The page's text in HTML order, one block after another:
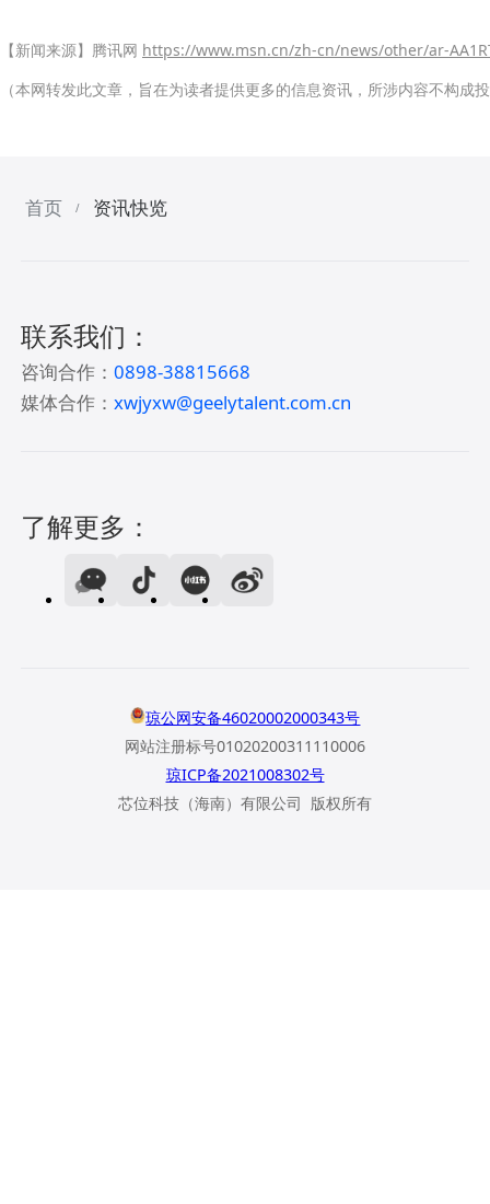
【新闻来源】腾讯网 https://www.msn.cn/zh-cn/news/other/ar-
（本网转发此文章，旨在为读者提供更多的信息资讯，所涉内容不构
首页 / 资讯快览
联系我们：
咨询合作：0898-38815668
媒体合作：xwjyxw@geelytalent.com.cn
了解更多：
琼公网安备46020002000343号
网站注册标号01020200311110006
琼ICP备2021008302号
芯位科技（海南）有限公司 版权所有